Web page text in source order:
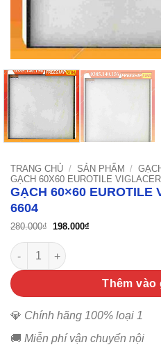
TRANG CHỦ / SẢN PHẨM /
GẠCH 60X60 EUROTILE
GẠCH 60×60 EUROTILE
6604
280.000₫ Giá
là:
280.000₫.
198.000₫Giá
Gạch 60x60 Eurotile Viglacera
Thêm vào
💎 Chính hãng 100% loại 1
🚚 Miễn phí vận chuyển nội